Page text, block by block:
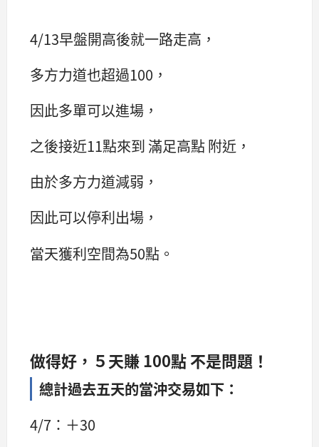
4/13早盤開高後就一路走高，
多方力道也超過100，
因此多單可以進場，
之後接近11點來到 滿足高點 附近，
由於多方力道減弱，
因此可以停利出場，
當天獲利空間為50點。
做得好，５天賺 100點 不是問題！
總計過去五天的當沖交易如下：
4/7：＋30